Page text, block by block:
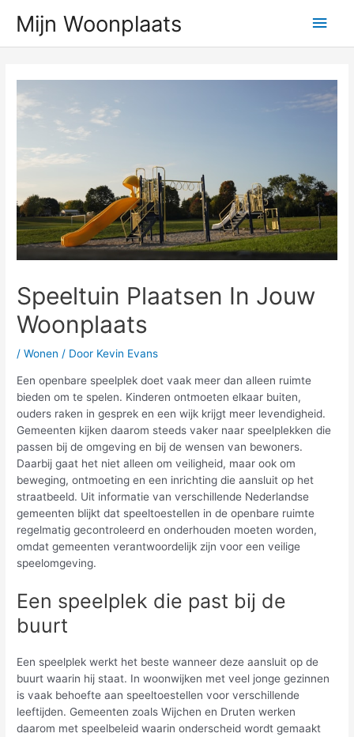
naarMijn Woonplaats
Speeltuin Plaatsen In Jouw
Woonplaats
/Wonen / Door Kevin Evans
Een openbare speelplek doet vaak meer dan alleen ruimte
bieden om te spelen. Kinderen ontmoeten elkaar buiten,
ouders raken in gesprek en een wijk krijgt meer levendigheid.
Gemeenten kijken daarom steeds vaker naar speelplekken die
passen bij de omgeving en bij de wensen van bewoners.
Daarbij gaat het niet alleen om veiligheid, maar ook om
beweging, ontmoeting en een inrichting die aansluit op het
straatbeeld. Uit informatie van verschillende Nederlandse
gemeenten blijkt dat speeltoestellen in de openbare ruimte
regelmatig gecontroleerd en onderhouden moeten worden,
omdat gemeenten verantwoordelijk zijn voor een veilige
speelomgeving.
Een speelplek die past bij de
buurt
Een speelplek werkt het beste wanneer deze aansluit op de
buurt waarin hij staat. In woonwijken met veel jonge gezinnen
is vaak behoefte aan speeltoestellen voor verschillende
leeftijden. Gemeenten zoals Wijchen en Druten werken
daarom met speelbeleid waarin onderscheid wordt gemaakt